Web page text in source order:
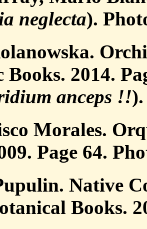
neglecta).
Books. 2014.
anceps !!
Morales.
Page 64.
Native
Books.